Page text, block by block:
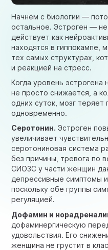
Начнём с биологии —
остальное. Эстроген —
действует как
находятся в гиппокампе,
тех самых структурах,
и реакцией на стресс.
Когда уровень эстрогена
не просто снижается, а
одних суток, мозг
одновременно.
Серотонин. Эстроген
увеличивает
серотониновая система
без причины, тревога по
СИОЗС у части женщин
депрессивные симптомы
поскольку обе группы
регуляцией.
Дофамин и
дофаминергическую
удовольствия. Его
женщина не грустит в